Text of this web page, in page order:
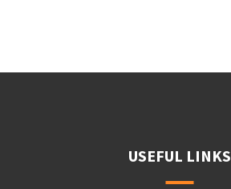
USEFUL LINKS